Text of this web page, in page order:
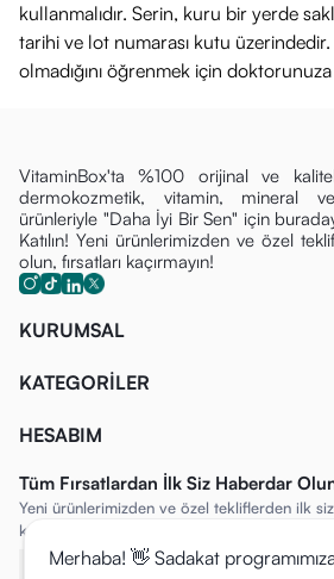
kullanmalıdır. Serin, kuru bir yerde
tarihi ve lot numarası kutu
olmadığını öğrenmek için doktorunuza
VitaminBox'ta %100 orijinal ve
dermokozmetik, vitamin, mineral
ürünleriyle "Daha İyi Bir Sen" için
Katılın! Yeni ürünlerimizden ve özel
olun, fırsatları kaçırmayın!
KURUMSAL
KATEGORİLER
HESABIM
Tüm Fırsatlardan İlk Siz Haberdar
Yeni ürünlerimizden ve özel tekliflerden ilk siz
kaçırmayın!
Merhaba! 👋 Sadakat